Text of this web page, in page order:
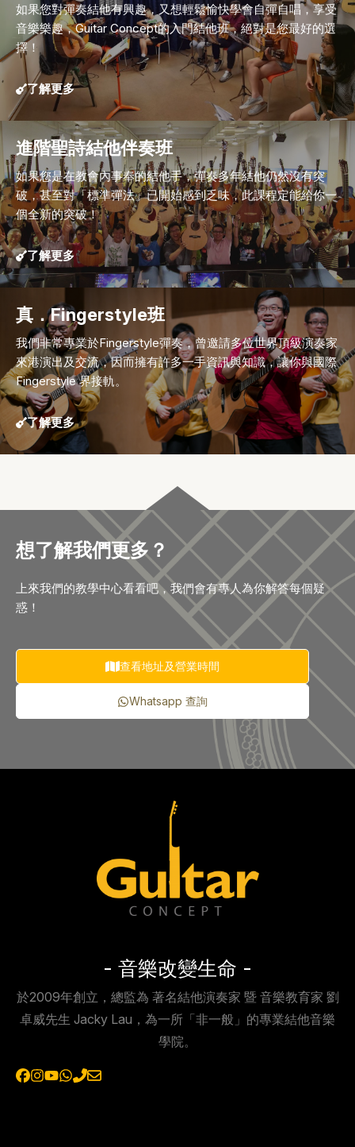
如果您對彈奏結他有興趣，又想輕鬆愉快學會自彈自唱，享受
音樂樂趣，Guitar Concept的入門結他班，絕對是您最好的選
擇！
了解更多
進階聖詩結他伴奏班
如果您是在教會內事奉的結他手，彈奏多年結他仍然沒有突
破，甚至對「標準彈法」已開始感到乏味，此課程定能給你一
個全新的突破！
了解更多
真．Fingerstyle班
我們非常專業於Fingerstyle彈奏，曾邀請多位世界頂級演奏家
來港演出及交流，因而擁有許多一手資訊與知識，讓你與國際
Fingerstyle 界接軌。
了解更多
想了解我們更多？
上來我們的教學中心看看吧，我們會有專人為你解答每個疑
惑！
查看地址及營業時間
Whatsapp 查詢
- 音樂改變生命 -
於2009年創立，總監為 著名結他演奏家 暨 音樂教育家 劉
卓威先生 Jacky Lau，為一所「非一般」的專業結他音樂
學院。